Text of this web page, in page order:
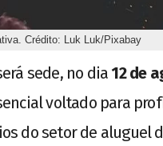
Crédito: Luk Luk/Pixabay
sede, no dia 12 de
voltado para
do setor de aluguel